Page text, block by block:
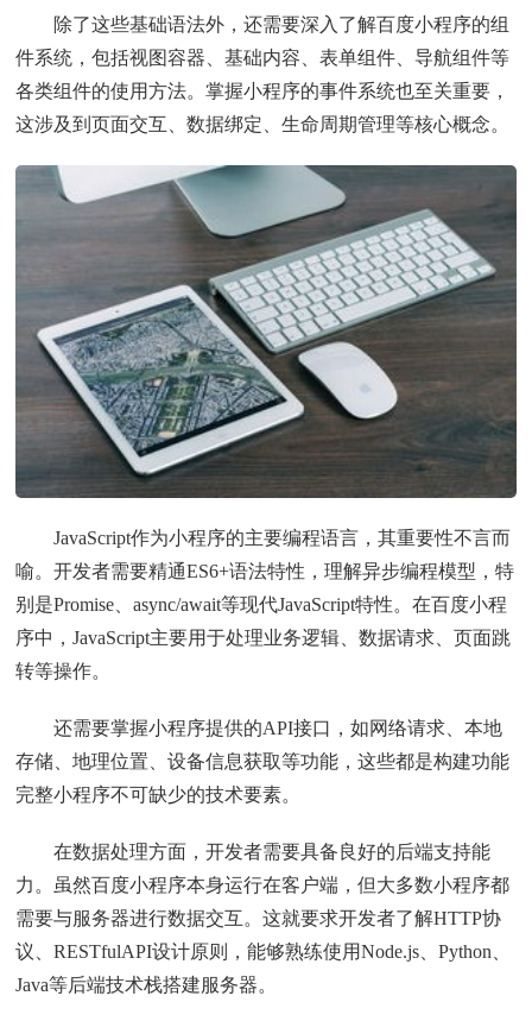
除了这些基础语法外，还需要深入了解百度小程序的组
件系统，包括视图容器、基础内容、表单组件、导航组件等
各类组件的使用方法。掌握小程序的事件系统也至关重要，
这涉及到页面交互、数据绑定、生命周期管理等核心概念。
JavaScript作为小程序的主要编程语言，其重要性不言而
喻。开发者需要精通ES6+语法特性，理解异步编程模型，特
别是Promise、async/await等现代JavaScript特性。在百度小程
序中，JavaScript主要用于处理业务逻辑、数据请求、页面跳
转等操作。
还需要掌握小程序提供的API接口，如网络请求、本地
存储、地理位置、设备信息获取等功能，这些都是构建功能
完整小程序不可缺少的技术要素。
在数据处理方面，开发者需要具备良好的后端支持能
力。虽然百度小程序本身运行在客户端，但大多数小程序都
需要与服务器进行数据交互。这就要求开发者了解HTTP协
议、RESTfulAPI设计原则，能够熟练使用Node.js、Python、
Java等后端技术栈搭建服务器。